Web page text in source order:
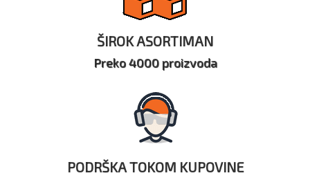
ŠIROK ASORTIMAN
Preko 4000 proizvoda
PODRŠKA TOKOM KUPOVINE